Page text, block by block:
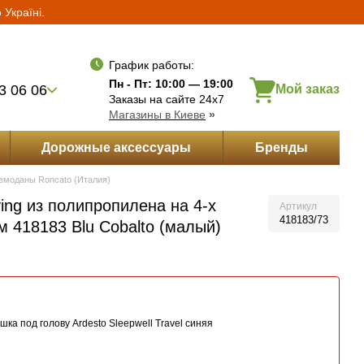
06 06
График работы:
Пн - Пт: 10:00 — 19:00
Заказы на сайте 24х7
Магазины в Киеве »
Мой заказ
Дорожные аксессуары Бренды
Roncato (Италия)
из полипропилена на 4-х
418183 Blu Cobalto (малый)
Артикул
418183/73
под голову Ardesto Sleepwell Travel синяя